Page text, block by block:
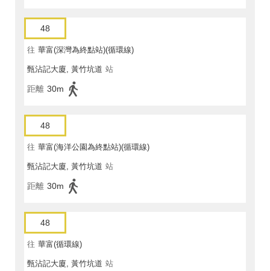
48
往 華富(深灣為終點站)(循環線)
甄沾記大廈, 黃竹坑道 站
距離 30m
48
往 華富(海洋公園為終點站)(循環線)
甄沾記大廈, 黃竹坑道 站
距離 30m
48
往 華富(循環線)
甄沾記大廈, 黃竹坑道 站